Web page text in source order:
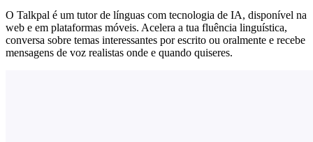
O Talkpal é um tutor de línguas com tecnologia de IA, disponível na
web e em plataformas móveis. Acelera a tua fluência linguística,
conversa sobre temas interessantes por escrito ou oralmente e recebe
mensagens de voz realistas onde e quando quiseres.